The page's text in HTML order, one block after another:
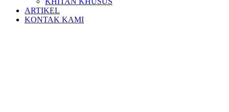
ARTIKEL
KONTAK KAMI